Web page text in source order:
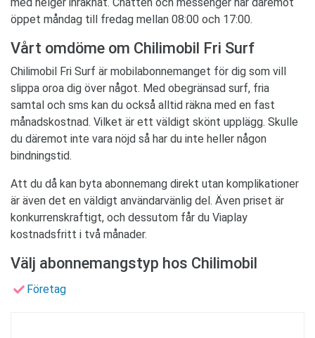
öppet måndag till fredag mellan 08:00 och 17:00.
Vårt omdöme om Chilimobil Fri Surf
Chilimobil Fri Surf är mobilabonnemanget för dig som vill
slippa oroa dig över något. Med obegränsad surf, fria
samtal och sms kan du också alltid räkna med en fast
månadskostnad. Vilket är ett väldigt skönt upplägg. Skulle
du däremot inte vara nöjd så har du inte heller någon
bindningstid.
Att du då kan byta abonnemang direkt utan komplikationer
är även det en väldigt användarvänlig del. Även priset är
konkurrenskraftigt, och dessutom får du Viaplay
kostnadsfritt i två månader.
Välj abonnemangstyp hos Chilimobil
Företag